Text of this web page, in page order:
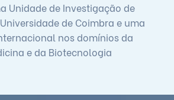
Unidade de Investigação de
de Coimbra e uma
nos domínios da
e da Biotecnologia